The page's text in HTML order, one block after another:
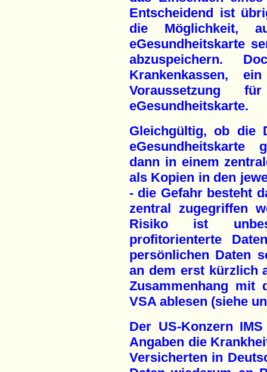
Entscheidend ist
die Möglichkeit,
eGesundheitskarte
abzuspeichern.
Krankenkassen,
Voraussetzung
eGesundheitskarte.
Gleichgültig, ob die
eGesundheitskarte
dann in einem
als Kopien in den
- die Gefahr besteht
zentral zugegriffen
Risiko ist
profitorienterte
persönlichen Daten
an dem erst kürzlich
Zusammenhang mit
VSA ablesen (siehe
Der US-Konzern
Angaben die
Versicherten in